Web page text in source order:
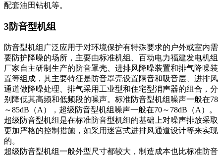
配套油田钻机等。
3防音型机组
防音型机组广泛应用于对环境保护有特殊要求的户外或室内需
要防护降噪的场所，主要由标准机组、百动电力福建发电机组
厂家自主研制生产的防音罩壳、进排风降噪装置和排气降噪装
置等组成，其主要特征是防音罩壳设置隔音和吸音层、进排风
通道做降噪处理、排气采用工业型和住宅型消声器的组合，分
别降低其高频和低频段的噪声。标准防音型机组噪声一般在78
～85dB（A），超级防音型机组噪声一般在70～78dB（A）。
超级防音型机组是在标准防音型机组的基础上对噪声排放采取
更加严格的控制措施，如采用迷宫式进排风通道设计等来实现
的。
超级防音型机组一般外型尺寸都较大，制造成本也比标准防音